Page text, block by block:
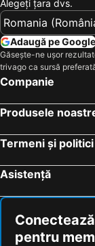
Alegeţi ţara dvs.
Adaugă pe Google
Găsește-ne ușor
trivago ca sursă
Companie
Produsele
Termeni și politici
Asistență
pentru